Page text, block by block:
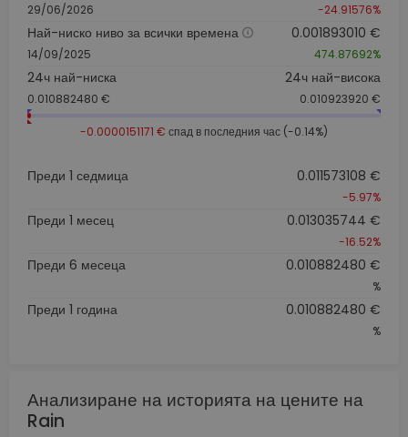
29/06/2026 -24.91576%
Най-ниско ниво за всички времена
14/09/2025
0.001893010 €
474.87692%
24ч най-ниска
0.010882480 €
24ч най-висока
0.010923920 €
-0.0000151171 € спад в последния час (-0.14%)
Преди 1 седмица 0.011573108 €
-5.97%
Преди 1 месец 0.013035744 €
-16.52%
Преди 6 месеца 0.010882480 €
%
Преди 1 година 0.010882480 €
%
Анализиране на историята на цените на
Rain